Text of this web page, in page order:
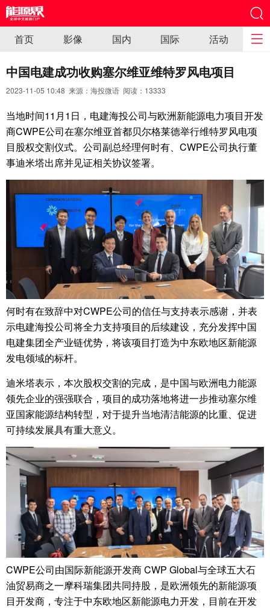
首页 影像 国内 国际 活动
中国电建成功收购塞尔维亚维特罗风电项目
2023-11-05 10:48 来源：海投微语 阅读： 13333
当地时间11月1日，电建海投公司与欧洲新能源电力项目开发
商CWPE公司在塞尔维亚首都贝尔格莱德举行维特罗风电项
目股权交割仪式。公司副总经理何时有、CWPE公司执行董
事迪米塔出席并见证相关协议签署。
何时有在致辞中对CWPE公司的信任与支持表示感谢，并表
示电建海投公司将全力支持项目的后续建设，充分发挥中国
电建集团全产业链优势，将该项目打造为中东欧地区新能源
发电领域的标杆。
迪米塔表示，本次股权交割的完成，是中国与欧洲电力能源
领先企业的强强联合，项目的成功落地将进一步推动塞尔维
亚国家能源结构转型，对于提升当地清洁能源的比重、促进
可持续发展具有重大意义。
CWPE公司由国际新能源开发商 CWP Global与全球五大石
油贸易商之一摩科瑞集团共同持股，是欧洲领先的新能源项
目开发商，专注于中东欧地区新能源电力开发，目前在开发